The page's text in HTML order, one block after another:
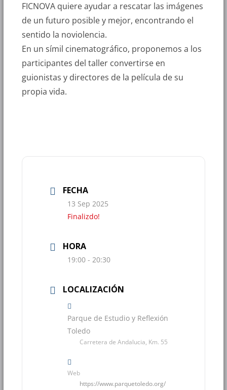
FICNOVA quiere ayudar a rescatar las imágenes
de un futuro posible y mejor, encontrando el
sentido la noviolencia.
En un símil cinematográfico, proponemos a los
participantes del taller convertirse en
guionistas y directores de la película de su
propia vida.
FECHA
13 Sep 2025
Finalizdo!
HORA
19:00 - 20:30
LOCALIZACIÓN
Parque de Estudio y Reflexión
Toledo
Carretera de Andalucia, Km. 55
Web
https://www.parquetoledo.org/